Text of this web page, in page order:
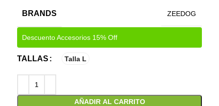
BRANDS ZEEDOG
Descuento Accesorios 15% Off
TALLAS Talla L
AÑADIR AL CARRITO